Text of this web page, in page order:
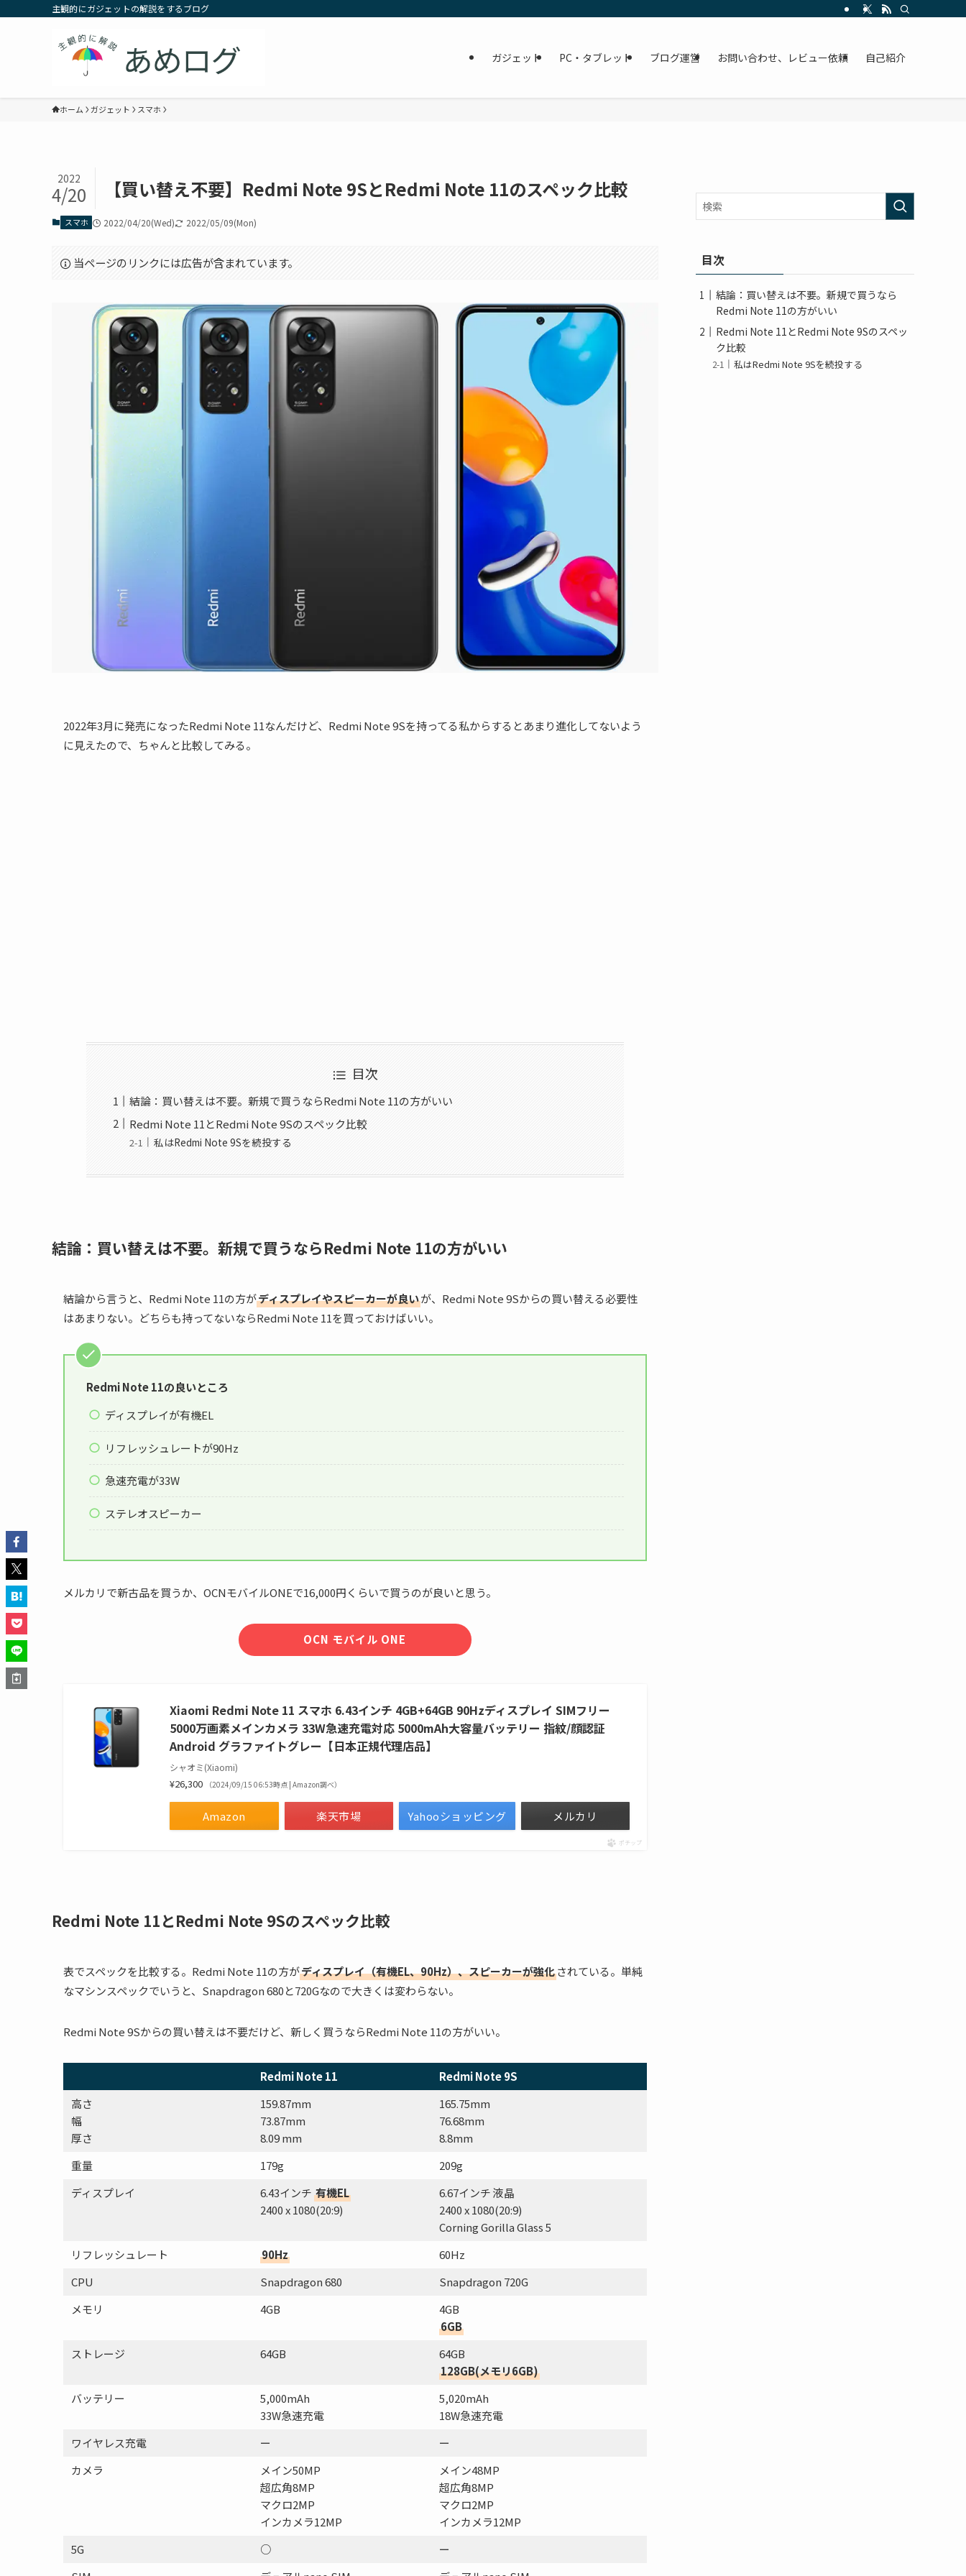
主観的にガジェットの解説をするブログ
ガジェット PC・タブレット ブログ運営 お問い合わせ、レビュー依頼 自己紹介
ホーム ガジェット スマホ
【買い替え不要】Redmi Note 9SとRedmi Note 11のスペック比較
2022
4/20
スマホ 2022/04/20(Wed) 2022/05/09(Mon)
当ページのリンクには広告が含まれています。
2022年3月に発売になったRedmi Note 11なんだけど、Redmi Note 9Sを持ってる私からするとあまり進化してないよう
に見えたので、ちゃんと比較してみる。
目次
結論：買い替えは不要。新規で買うならRedmi Note 11の方がいい
Redmi Note 11とRedmi Note 9Sのスペック比較
私はRedmi Note 9Sを続投する
結論：買い替えは不要。新規で買うならRedmi Note 11の方がいい
結論から言うと、Redmi Note 11の方がディスプレイやスピーカーが良いが、Redmi Note 9Sからの買い替える必要性
はあまりない。どちらも持ってないならRedmi Note 11を買っておけばいい。
Redmi Note 11の良いところ
ディスプレイが有機EL
リフレッシュレートが90Hz
急速充電が33W
ステレオスピーカー
メルカリで新古品を買うか、OCNモバイルONEで16,000円くらいで買うのが良いと思う。
OCN モバイル ONE
Xiaomi Redmi Note 11 スマホ 6.43インチ 4GB+64GB 90Hzディスプレイ SIMフリー
5000万画素メインカメラ 33W急速充電対応 5000mAh大容量バッテリー 指紋/顔認証
Android グラファイトグレー【日本正規代理店品】
シャオミ(Xiaomi)
¥26,300 （2024/09/15 06:53時点 | Amazon調べ）
Amazon 楽天市場 Yahooショッピング メルカリ
ポチップ
Redmi Note 11とRedmi Note 9Sのスペック比較
表でスペックを比較する。Redmi Note 11の方がディスプレイ（有機EL、90Hz）、スピーカーが強化されている。単純
なマシンスペックでいうと、Snapdragon 680と720Gなので大きくは変わらない。
Redmi Note 9Sからの買い替えは不要だけど、新しく買うならRedmi Note 11の方がいい。
Redmi Note 11
Redmi Note 9S
高さ
幅
厚さ
159.87mm
73.87mm
8.09 mm
165.75mm
76.68mm
8.8mm
重量
179g
209g
ディスプレイ
6.43インチ有機EL
2400 x 1080(20:9)
6.67インチ 液晶
2400 x 1080(20:9)
Corning Gorilla Glass 5
リフレッシュレート
90Hz
60Hz
CPU
Snapdragon 680
Snapdragon 720G
メモリ
4GB
4GB
6GB
ストレージ
64GB
64GB
128GB(メモリ6GB)
バッテリー
5,000mAh
33W急速充電
5,020mAh
18W急速充電
ワイヤレス充電
ー
ー
カメラ
メイン50MP
超広角8MP
マクロ2MP
インカメラ12MP
メイン48MP
超広角8MP
マクロ2MP
インカメラ12MP
5G
○
ー
目次
結論：買い替えは不要。新規で買うなら
Redmi Note 11の方がいい
Redmi Note 11とRedmi Note 9Sのスペッ
ク比較
私はRedmi Note 9Sを続投する